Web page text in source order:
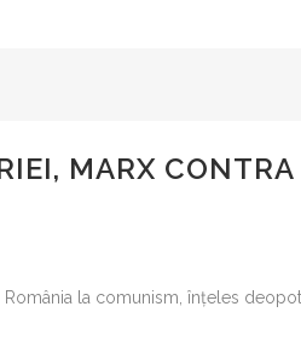
MARX CONTRA
la comunism, înțeles